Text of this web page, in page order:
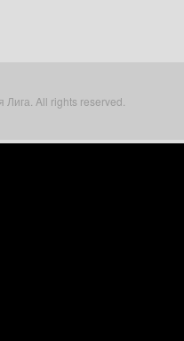
All rights reserved.